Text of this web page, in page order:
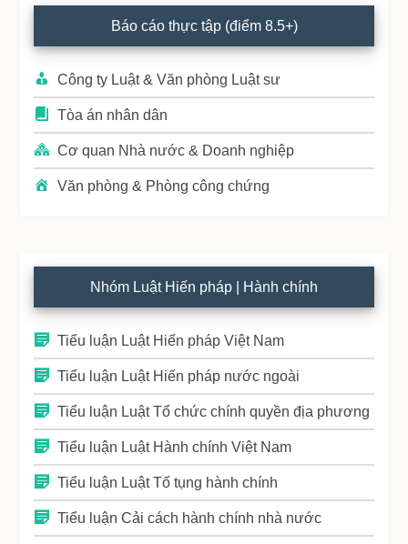
Primary
Sidebar
Báo cáo thực tập (điểm 8.5+)
Công ty Luật & Văn phòng Luật sư
Tòa án nhân dân
Cơ quan Nhà nước & Doanh nghiệp
Văn phòng & Phòng công chứng
Nhóm Luật Hiến pháp | Hành chính
Tiểu luận Luật Hiến pháp Việt Nam
Tiểu luận Luật Hiến pháp nước ngoài
Tiểu luận Luật Tổ chức chính quyền địa phương
Tiểu luận Luật Hành chính Việt Nam
Tiểu luận Luật Tố tụng hành chính
Tiểu luận Cải cách hành chính nhà nước